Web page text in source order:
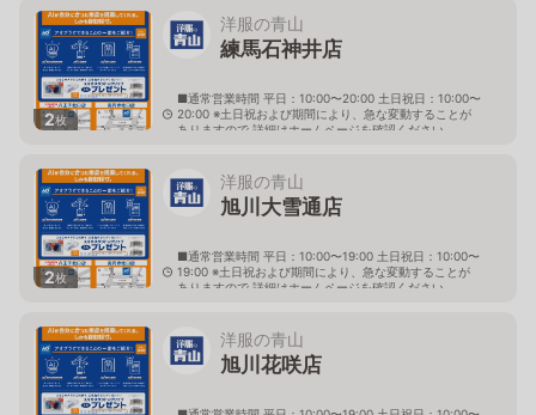
2枚
洋服の青山
練馬石神井店
■通常営業時間 平日：10:00〜20:00 土日祝日：10:00〜
20:00 ※土日祝および期間により、急な変動することが
ありますので 詳細はホームページを確認ください
2枚
洋服の青山
旭川大雪通店
■通常営業時間 平日：10:00〜19:00 土日祝日：10:00〜
19:00 ※土日祝および期間により、急な変動することが
ありますので 詳細はホームページを確認ください
洋服の青山
旭川花咲店